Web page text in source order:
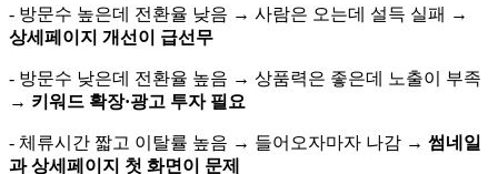
- 방문수 높은데 전환율 낮음 → 사람은 오는데 설득 실패 →
상세페이지 개선이 급선무
- 방문수 낮은데 전환율 높음 → 상품력은 좋은데 노출이 부족
→ 키워드 확장·광고 투자 필요
- 체류시간 짧고 이탈률 높음 → 들어오자마자 나감 → 썸네일
과 상세페이지 첫 화면이 문제